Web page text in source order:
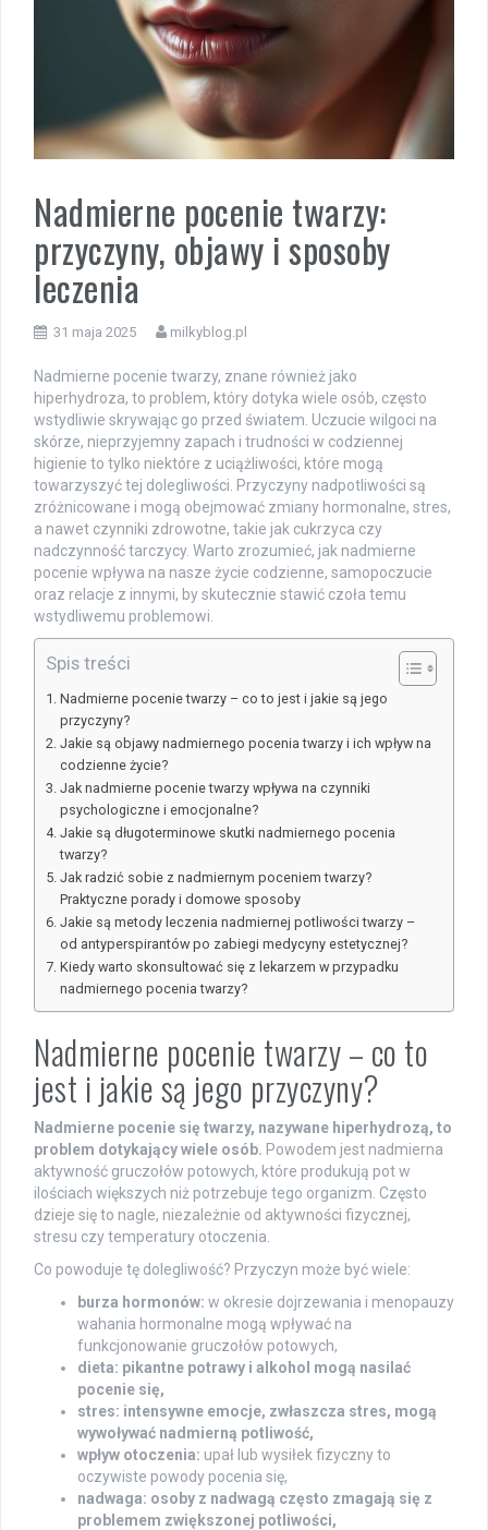
Nadmierne pocenie twarzy:
przyczyny, objawy i sposoby
leczenia
31 maja 2025 milkyblog.pl
Nadmierne pocenie twarzy, znane również jako
hiperhydroza, to problem, który dotyka wiele osób, często
wstydliwie skrywając go przed światem. Uczucie wilgoci na
skórze, nieprzyjemny zapach i trudności w codziennej
higienie to tylko niektóre z uciążliwości, które mogą
towarzyszyć tej dolegliwości. Przyczyny nadpotliwości są
zróżnicowane i mogą obejmować zmiany hormonalne, stres,
a nawet czynniki zdrowotne, takie jak cukrzyca czy
nadczynność tarczycy. Warto zrozumieć, jak nadmierne
pocenie wpływa na nasze życie codzienne, samopoczucie
oraz relacje z innymi, by skutecznie stawić czoła temu
wstydliwemu problemowi.
Spis treści
Nadmierne pocenie twarzy – co to jest i jakie są jego
przyczyny?
Jakie są objawy nadmiernego pocenia twarzy i ich wpływ na
codzienne życie?
Jak nadmierne pocenie twarzy wpływa na czynniki
psychologiczne i emocjonalne?
Jakie są długoterminowe skutki nadmiernego pocenia
twarzy?
Jak radzić sobie z nadmiernym poceniem twarzy?
Praktyczne porady i domowe sposoby
Jakie są metody leczenia nadmiernej potliwości twarzy –
od antyperspirantów po zabiegi medycyny estetycznej?
Kiedy warto skonsultować się z lekarzem w przypadku
nadmiernego pocenia twarzy?
Nadmierne pocenie twarzy – co to
jest i jakie są jego przyczyny?
Nadmierne pocenie się twarzy, nazywane hiperhydrozą, to
problem dotykający wiele osób. Powodem jest nadmierna
aktywność gruczołów potowych, które produkują pot w
ilościach większych niż potrzebuje tego organizm. Często
dzieje się to nagle, niezależnie od aktywności fizycznej,
stresu czy temperatury otoczenia.
Co powoduje tę dolegliwość? Przyczyn może być wiele:
burza hormonów: w okresie dojrzewania i menopauzy
wahania hormonalne mogą wpływać na
funkcjonowanie gruczołów potowych,
dieta: pikantne potrawy i alkohol mogą nasilać
pocenie się,
stres: intensywne emocje, zwłaszcza stres, mogą
wywoływać nadmierną potliwość,
wpływ otoczenia: upał lub wysiłek fizyczny to
oczywiste powody pocenia się,
nadwaga: osoby z nadwagą często zmagają się z
problemem zwiększonej potliwości,